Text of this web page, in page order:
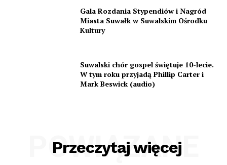
Gala Rozdania Stypendiów i Nagród
Miasta Suwałk w Suwalskim Ośrodku
Kultury
Suwalski chór gospel świętuje 10-lecie.
W tym roku przyjadą Phillip Carter i
Mark Beswick (audio)
Przeczytaj więcej
POWIĄZANE